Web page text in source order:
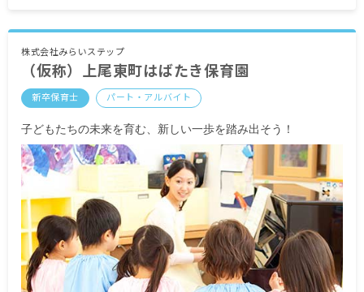
昇給年1回
賞与年2回
新卒保育士／入職1年目／年収322万円～
※手当を含む
※試用期間3カ月（労働条件変更なし）
◆リーダー候補者、主任候補者同時募集中です。
詳細はご連絡ください。
株式会社みらいステップ
（仮称）上尾東町はばたき保育園
新卒保育士 パート・アルバイト
子どもたちの未来を育む、新しい一歩を踏み出そう！